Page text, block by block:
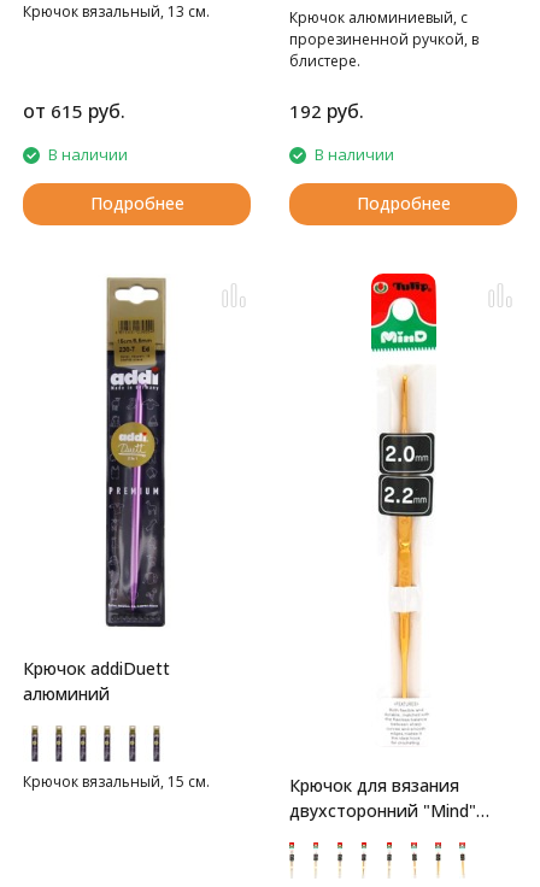
Крючок вязальный, 13 см.
от 615 руб.
В наличии
Подробнее
Крючок алюминиевый, с
прорезиненной ручкой, в
блистере.
192 руб.
В наличии
Подробнее
Крючок addiDuett
алюминий
Крючок вязальный, 15 см.
Крючок для вязания
двухсторонний "Mind"